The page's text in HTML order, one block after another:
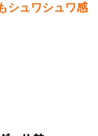
シュワシュワ感